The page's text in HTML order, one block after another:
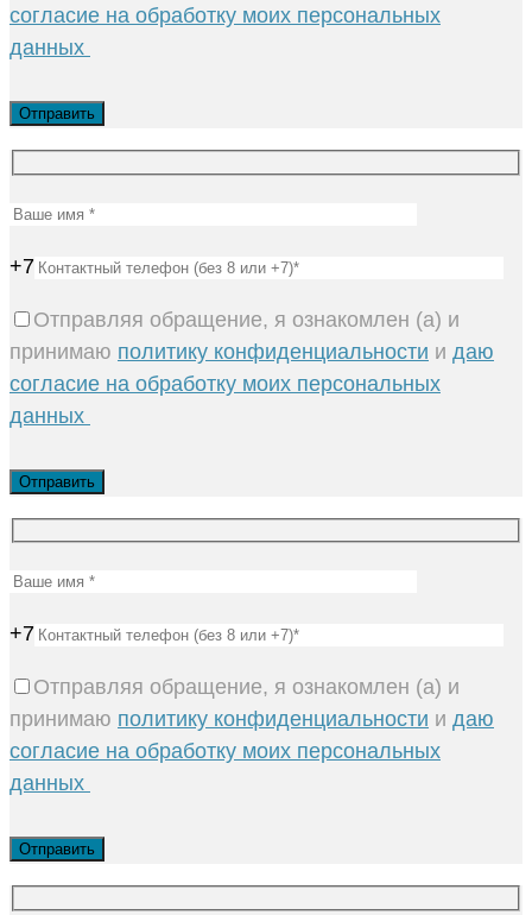
согласие на обработку моих персональных
данных
+7
Отправляя обращение, я ознакомлен (а) и
принимаю политику конфиденциальности и даю
согласие на обработку моих персональных
данных
+7
Отправляя обращение, я ознакомлен (а) и
принимаю политику конфиденциальности и даю
согласие на обработку моих персональных
данных